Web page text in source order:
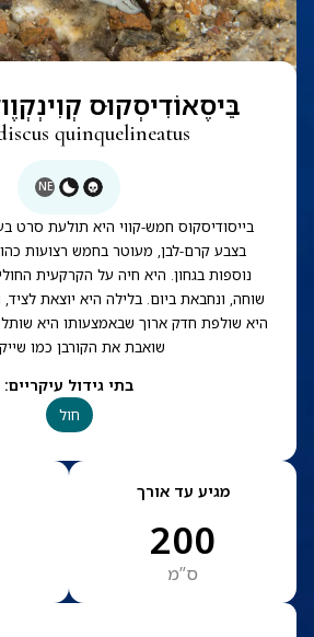
בֵּיסֶאוֹדִיסְקוּס
quinquelineatus
NE
בייסודיסקוס חמש-קווי היא תולעת סרט
בצבע קרם-לבן, מעוטר בחמש רצועות
נוספות בגחון. היא חיה על הקרקעית
שוחה, ונחבאת ביום. בלילה היא יוצאת
היא שולפת חדק ארוך שבאמצעותו היא
שואבת את הקורבן כמו שייק
בתי גידול עיקריים:
חול
מגיע עד אורך
200
ס”מ